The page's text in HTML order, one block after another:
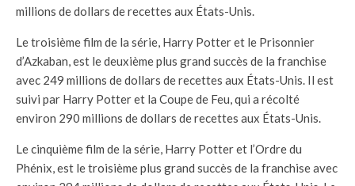
millions de dollars de recettes aux États-Unis.
Le troisième film de la série, Harry Potter et le Prisonnier
d’Azkaban, est le deuxième plus grand succès de la franchise
avec 249 millions de dollars de recettes aux États-Unis. Il est
suivi par Harry Potter et la Coupe de Feu, qui a récolté
environ 290 millions de dollars de recettes aux États-Unis.
Le cinquième film de la série, Harry Potter et l’Ordre du
Phénix, est le troisième plus grand succès de la franchise avec